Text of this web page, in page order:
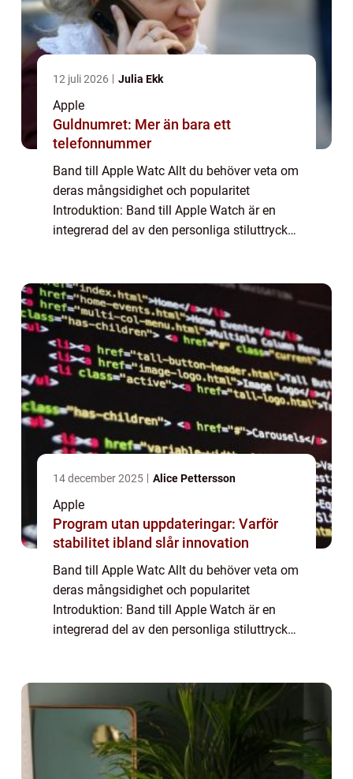
12 juli 2026 Julia Ekk
Apple
Guldnumret: Mer än bara ett
telefonnummer
Band till Apple Watc Allt du behöver veta om
deras mångsidighet och popularitet
Introduktion: Band till Apple Watch är en
integrerad del av den personliga stiluttrycket
obegränsad...
14 december 2025 Alice Pettersson
Apple
Program utan uppdateringar: Varför
stabilitet ibland slår innovation
Band till Apple Watc Allt du behöver veta om
deras mångsidighet och popularitet
Introduktion: Band till Apple Watch är en
integrerad del av den personliga stiluttrycket